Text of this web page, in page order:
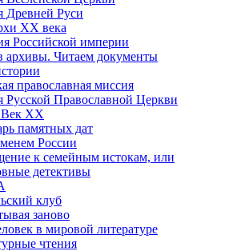
Древней Руси
XX века
Российской империи
архивы. Читаем документы
православная миссия
Русской Православной Церкви
Век ХХ
памятных дат
России
к семейным истокам, или
детективы
клуб
заново
в мировой литературе
чтения